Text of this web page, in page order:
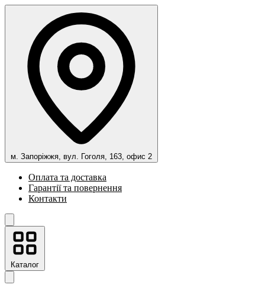
м. Запоріжжя, вул. Гоголя, 163, офис 2
Оплата та доставка
Гарантії та повернення
Контакти
Каталог